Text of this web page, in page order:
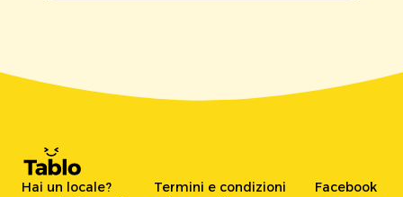
Hai un locale?
Termini e condizioni
Facebook